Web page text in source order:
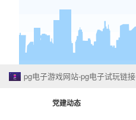
pg电子游戏网站-pg电子试玩链接
党建动态